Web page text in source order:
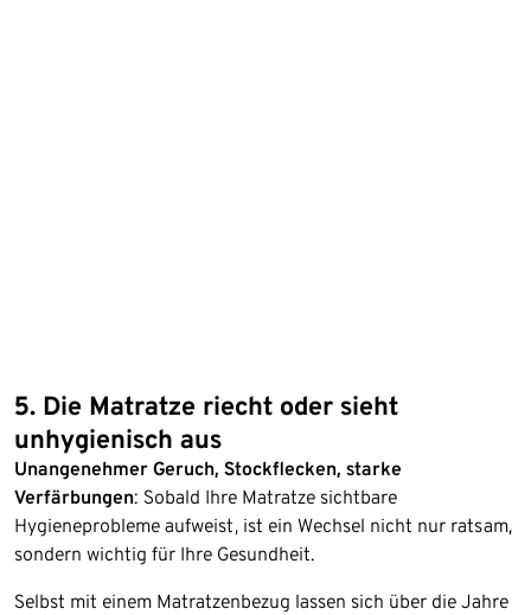
5. Die Matratze riecht oder sieht
unhygienisch aus
Unangenehmer Geruch, Stockflecken, starke
Verfärbungen: Sobald Ihre Matratze sichtbare
Hygieneprobleme aufweist, ist ein Wechsel nicht nur ratsam,
sondern wichtig für Ihre Gesundheit.
Selbst mit einem Matratzenbezug lassen sich über die Jahre